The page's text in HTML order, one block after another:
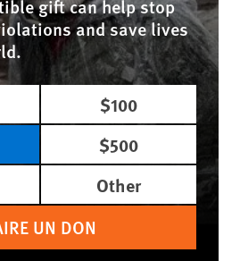
gift can help stop
and save lives
$100
$500
Other
UN DON